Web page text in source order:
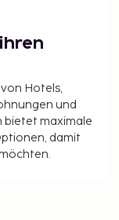
Hotels,
und
bietet maximale
damit